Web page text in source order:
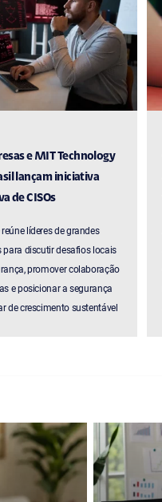
e MIT Technology
lançam iniciativa
de CISOs
líderes de grandes
para discutir desafios locais
promover colaboração
e posicionar a segurança
de crescimento sustentável